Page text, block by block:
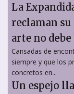
La
reclaman su
arte no
Cansadas de
siempre y que los
concretos en...
Un espejo